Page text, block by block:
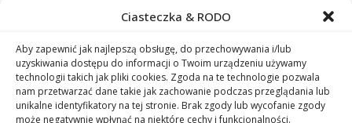
Ciasteczka & RODO
Aby zapewnić jak najlepszą obsługę, do przechowywania i/lub
uzyskiwania dostępu do informacji o Twoim urządzeniu używamy
technologii takich jak pliki cookies. Zgoda na te technologie pozwala
nam przetwarzać dane takie jak zachowanie podczas przeglądania lub
unikalne identyfikatory na tej stronie. Brak zgody lub wycofanie zgody
może negatywnie wpłynąć na niektóre cechy i funkcjonalności.
Furiosa: czeska marka perfum, która pachnie